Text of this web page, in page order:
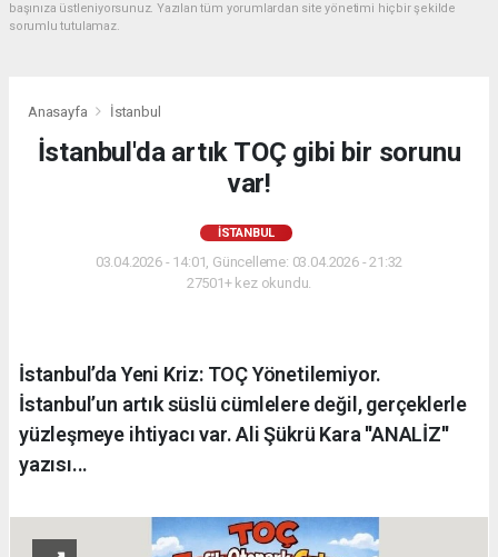
başınıza üstleniyorsunuz. Yazılan tüm yorumlardan site yönetimi hiçbir şekilde
sorumlu tutulamaz.
Anasayfa İstanbul
İstanbul'da artık TOÇ gibi bir sorunu
var!
İSTANBUL
03.04.2026 - 14:01, Güncelleme: 03.04.2026 - 21:32
27501+ kez okundu.
İstanbul’da Yeni Kriz: TOÇ Yönetilemiyor.
İstanbul’un artık süslü cümlelere değil, gerçeklerle
yüzleşmeye ihtiyacı var. Ali Şükrü Kara ''ANALİZ''
yazısı...